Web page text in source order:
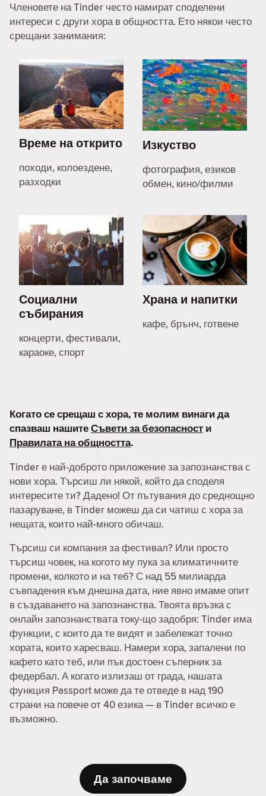
Членовете на Tinder често намират споделени
интереси с други хора в общността. Ето някои често
срещани занимания:
Време на открито
походи, колоездене,
разходки
Изкуство
фотография, езиков
обмен, кино/филми
Социални
събирания
концерти, фестивали,
караоке, спорт
Храна и напитки
кафе, брънч, готвене
Когато се срещаш с хора, те молим винаги да
спазваш нашитеСъвети за безопасност и
Правилата на общността.
Tinder е най-доброто приложение за запознанства с
нови хора. Търсиш ли някой, който да споделя
интересите ти? Дадено! От пътувания до среднощно
пазаруване, в Tinder можеш да си чатиш с хора за
нещата, които най-много обичаш.
Търсиш си компания за фестивал? Или просто
търсиш човек, на когото му пука за климатичните
промени, колкото и на теб? С над 55 милиарда
съвпадения към днешна дата, ние явно имаме опит
в създаването на запознанства. Твоята връзка с
онлайн запознанствата току-що задобря: Tinder има
функции, с които да те видят и забележат точно
хората, които харесваш. Намери хора, запалени по
кафето като теб, или пък достоен съперник за
федербал. А когато излизаш от града, нашата
функция Passport може да те отведе в над 190
страни на повече от 40 езика — в Tinder всичко е
възможно.
Да започваме